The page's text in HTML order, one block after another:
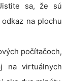
sa, že sú
na plochu
počítačoch,
na virtuálnych